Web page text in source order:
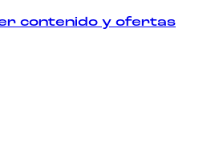
contenido y ofertas